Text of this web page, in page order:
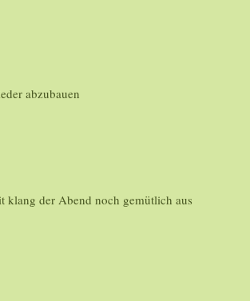
abzubauen
klang der Abend noch gemütlich aus